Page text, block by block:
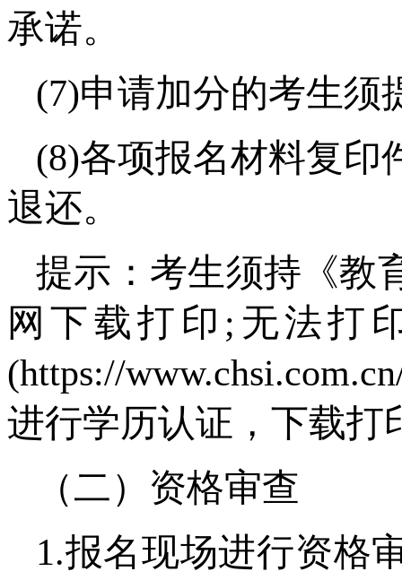
承诺。
(7)申请加分的考生须
(8)各项报名材料复印
退还。
提示：考生须持《教
网下载打印;无法打
(https://
进行学历认证，下载打
（二）资格审查
1.报名现场进行资格